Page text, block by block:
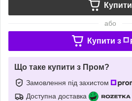
Купити
або
Купити з
Що таке купити з Пром?
Замовлення під захистом
Доступна доставка